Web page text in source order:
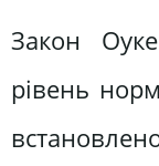
Закон
рівень